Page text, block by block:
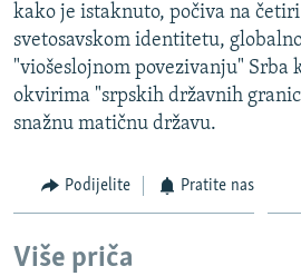
kako je istaknuto, počiva na
svetosavskom identitetu,
"viošeslojnom povezivanju" Srba
okvirima "srpskih državnih
snažnu matičnu državu.
Podijelite Pratite nas
Više priča